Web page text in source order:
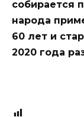
собирается
народа
60 лет и
2020 года